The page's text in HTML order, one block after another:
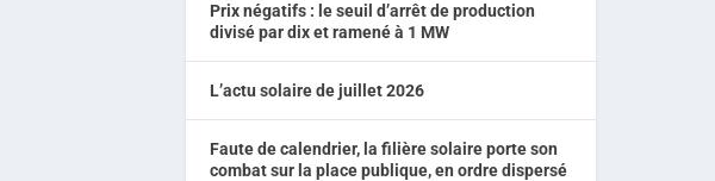
Prix négatifs : le seuil d’arrêt de production
divisé par dix et ramené à 1 MW
L’actu solaire de juillet 2026
Faute de calendrier, la filière solaire porte son
combat sur la place publique, en ordre dispersé